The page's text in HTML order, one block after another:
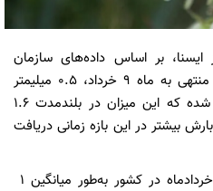
بر اساس داده‌های سازمان
هواشناسی طی هفت روز گذشته منتهی به ماه ۹ خرداد، ۰.۵ میلیمتر
بارش در این بازه زمانی دریافت شده که این میزان در بلندمدت ۱.۶
بنابراین ۶۹.۵ درصد بارش بیشتر در این بازه زمانی دریافت